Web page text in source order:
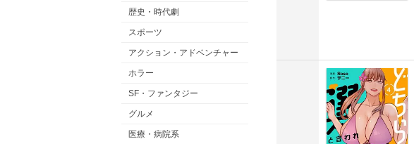
歴史・時代劇
スポーツ
アクション・アドベンチャー
ホラー
SF・ファンタジー
グルメ
医療・病院系